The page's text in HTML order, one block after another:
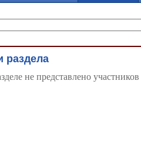
раздела
не представлено участников